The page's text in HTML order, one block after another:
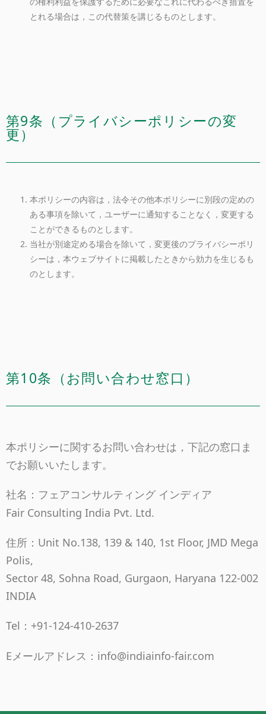
とれる場合は，この代替策を講じるものとします。
第9条（プライバシーポリシーの変
更）
本ポリシーの内容は，法令その他本ポリシーに別段の定めの
ある事項を除いて，ユーザーに通知することなく，変更する
ことができるものとします。
当社が別途定める場合を除いて，変更後のプライバシーポリ
シーは，本ウェブサイトに掲載したときから効力を生じるも
のとします。
第10条（お問い合わせ窓口）
本ポリシーに関するお問い合わせは，下記の窓口ま
でお願いいたします。
社名： フェアコンサルティング インディア
Fair Consulting India Pvt. Ltd.
住所：Unit No.138, 139 & 140, 1st Floor, JMD Mega
Polis,
Sector 48, Sohna Road, Gurgaon, Haryana 122-002
INDIA
Tel ： +91-124-410-2637
Eメールアドレス：info@indiainfo-fair.com